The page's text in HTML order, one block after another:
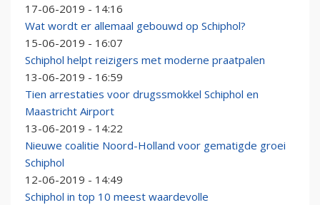
17-06-2019 - 14:16
Wat wordt er allemaal gebouwd op Schiphol?
15-06-2019 - 16:07
Schiphol helpt reizigers met moderne praatpalen
13-06-2019 - 16:59
Tien arrestaties voor drugssmokkel Schiphol en
Maastricht Airport
13-06-2019 - 14:22
Nieuwe coalitie Noord-Holland voor gematigde groei
Schiphol
12-06-2019 - 14:49
Schiphol in top 10 meest waardevolle